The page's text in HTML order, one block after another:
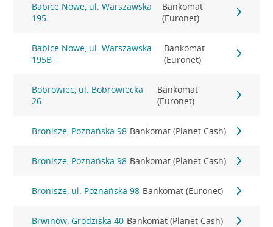
Babice Nowe, ul. Warszawska
195
Bankomat
(Euronet)
Babice Nowe, ul. Warszawska
195B
Bankomat
(Euronet)
Bobrowiec, ul. Bobrowiecka
26
Bankomat
(Euronet)
Bronisze, Poznańska 98 Bankomat (Planet Cash)
Bronisze, Poznańska 98 Bankomat (Planet Cash)
Bronisze, ul. Poznańska 98 Bankomat (Euronet)
Brwinów, Grodziska 40 Bankomat (Planet Cash)